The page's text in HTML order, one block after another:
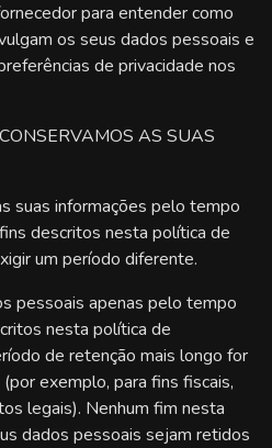
para entender como
os seus dados pessoais e
de privacidade nos
AS SUAS
suas informações pelo tempo
descritos nesta política de
um período diferente.
pessoais apenas pelo tempo
nesta política de
de retenção mais longo for
exemplo, para fins fiscais,
legais). Nenhum fim nesta
dados pessoais sejam retidos